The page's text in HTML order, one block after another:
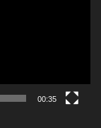
00:35